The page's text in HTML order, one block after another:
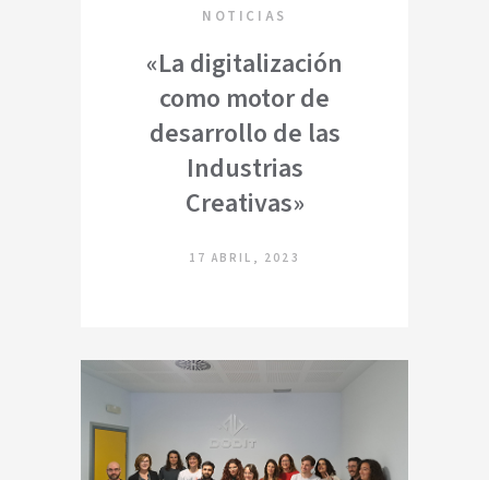
NOTICIAS
«La digitalización
como motor de
desarrollo de las
Industrias
Creativas»
17 ABRIL, 2023